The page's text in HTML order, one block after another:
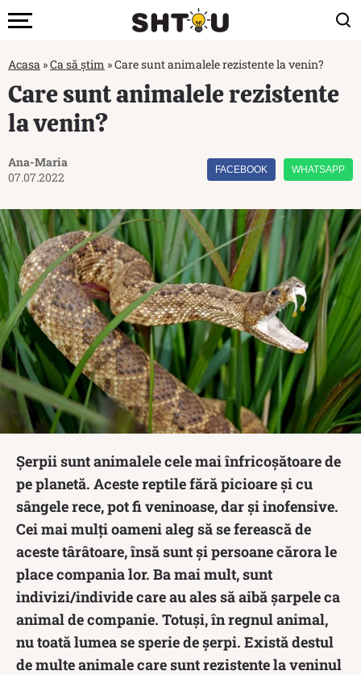
Acasa »Ca să știm »Care sunt animalele rezistente la venin?
Care sunt animalele rezistente
la venin?
Ana-Maria
07.07.2022
FACEBOOK WHATSAPP
Șerpii sunt animalele cele mai înfricoșătoare de
pe planetă. Aceste reptile fără picioare și cu
sângele rece, pot fi veninoase, dar și inofensive.
Cei mai mulți oameni aleg să se ferească de
aceste târâtoare, însă sunt și persoane cărora le
place compania lor. Ba mai mult, sunt
indivizi/individe care au ales să aibă șarpele ca
animal de companie. Totuși, în regnul animal,
nu toată lumea se sperie de șerpi. Există destul
de multe animale care sunt rezistente la veninul